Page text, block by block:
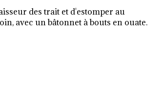
des trait et d'estomper au
avec un bâtonnet à bouts en ouate.